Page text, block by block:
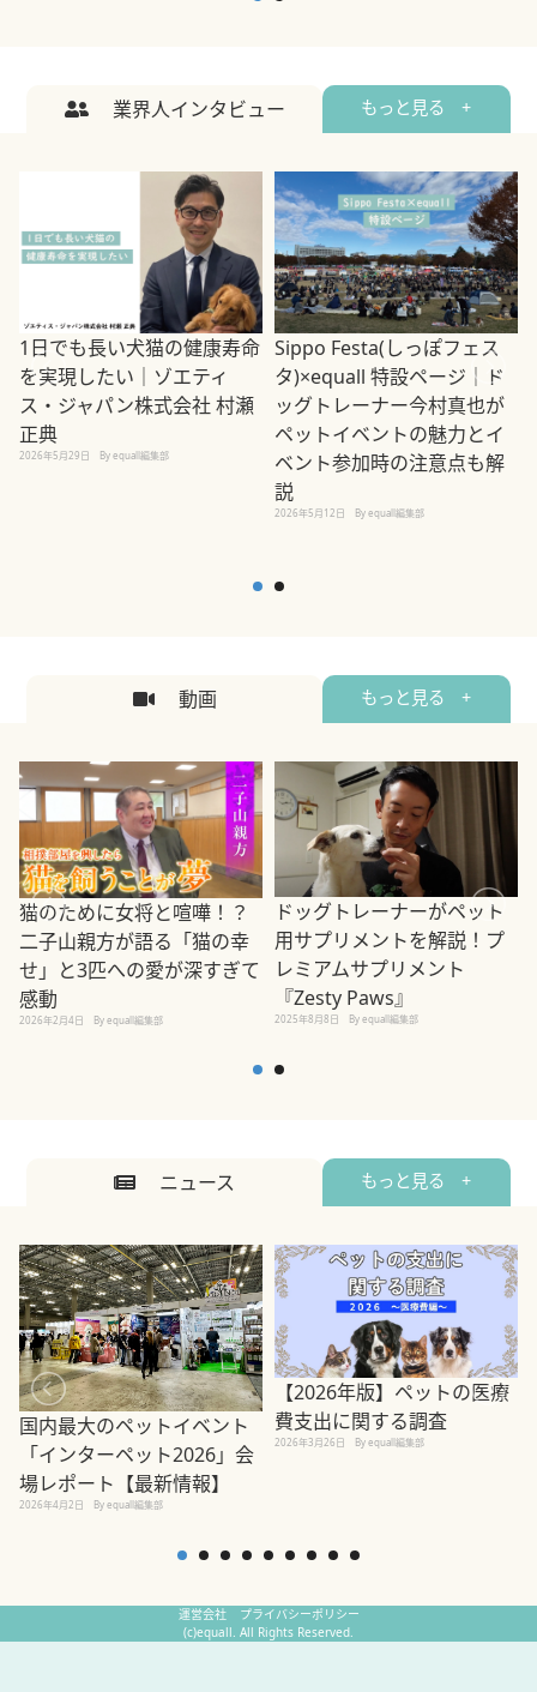
業界人インタビュー もっと見る +
1日でも長い犬猫の健康寿命
を実現したい｜ゾエティ
ス・ジャパン株式会社 村瀬
正典
2026年5月29日 By equall編集部
Sippo Festa(しっぽフェス
タ)×equall 特設ページ｜ド
ッグトレーナー今村真也が
ペットイベントの魅力とイ
ベント参加時の注意点も解
説
2026年5月12日 By equall編集部
動画 もっと見る +
猫のために女将と喧嘩！？
二子山親方が語る「猫の幸
せ」と3匹への愛が深すぎて
感動
2026年2月4日 By equall編集部
ドッグトレーナーがペット
用サプリメントを解説！プ
レミアムサプリメント
『Zesty Paws』
2025年8月8日 By equall編集部
ニュース もっと見る +
国内最大のペットイベント
「インターペット2026」会
場レポート【最新情報】
2026年4月2日 By equall編集部
【2026年版】ペットの医療
費支出に関する調査
2026年3月26日 By equall編集部
運営会社
プライバシーポリシー
(c)equall. All Rights Reserved.